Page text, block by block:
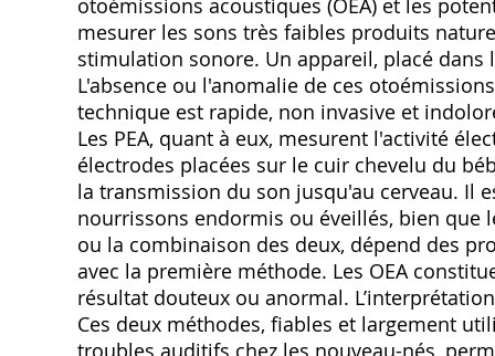
otoémissions acoustiques (OEA) et les
mesurer les sons très faibles produits
stimulation sonore. Un appareil, placé
L'absence ou l'anomalie de ces
technique est rapide, non invasive et
Les PEA, quant à eux, mesurent l'activité
électrodes placées sur le cuir chevelu du
la transmission du son jusqu'au cerveau. Il
nourrissons endormis ou éveillés, bien que
ou la combinaison des deux, dépend des
avec la première méthode. Les OEA
résultat douteux ou anormal.
Ces deux méthodes, fiables et largement